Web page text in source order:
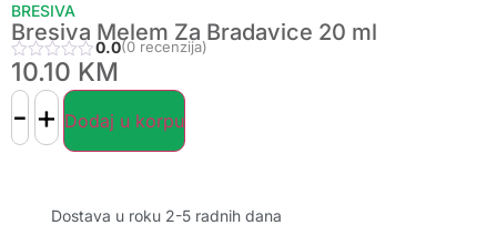
BRESIVA
Bresiva Melem Za Bradavice 20 ml
0.0(0 recenzija)
10.10 KM
- + Dodaj u korpu
Dostava u roku 2-5 radnih dana